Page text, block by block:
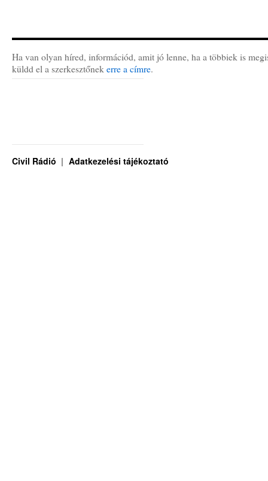
Ha van olyan híred, információd, amit jó lenne, ha a többiek is
küldd el a szerkesztőnek erre a címre.
Civil Rádió Adatkezelési tájékoztató